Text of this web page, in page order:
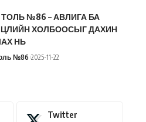
№86 – АВЛИГА БА
ХОЛБООСЫГ ДАХИН
НЬ
№86 2025-11-22
Twitter